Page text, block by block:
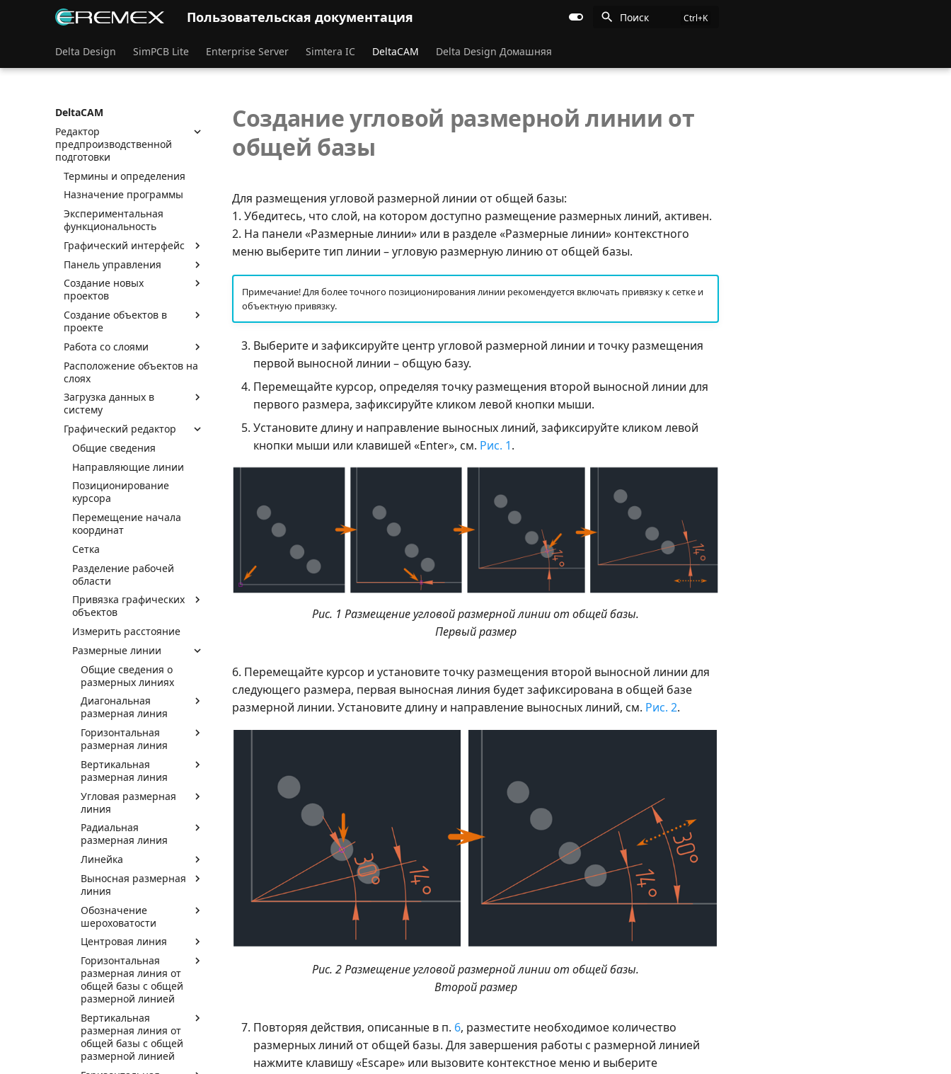
Пользовательская документация Поиск
Delta Design SimPCB Lite Enterprise Server Simtera IC DeltaCAM Delta Design Домашняя
DeltaCAM
Редактор
предпроизводственной
подготовки
Термины и определения
Назначение программы
Экспериментальная
функциональность
Графический интерфейс
Панель управления
Создание новых
проектов
Создание объектов в
проекте
Работа со слоями
Расположение объектов на
слоях
Загрузка данных в
систему
Графический редактор
Общие сведения
Направляющие линии
Позиционирование
курсора
Перемещение начала
координат
Сетка
Разделение рабочей
области
Привязка графических
объектов
Измерить расстояние
Размерные линии
Общие сведения о
размерных линиях
Диагональная
размерная линия
Горизонтальная
размерная линия
Вертикальная
размерная линия
Угловая размерная
линия
Радиальная
размерная линия
Линейка
Выносная размерная
линия
Обозначение
шероховатости
Центровая линия
Горизонтальная
размерная линия от
общей базы с общей
размерной линией
Вертикальная
размерная линия от
общей базы с общей
размерной линией
Создание угловой размерной линии от
общей базы
Для размещения угловой размерной линии от общей базы:
1. Убедитесь, что слой, на котором доступно размещение размерных линий, активен.
2. На панели «Размерные линии» или в разделе «Размерные линии» контекстного
меню выберите тип линии – угловую размерную линию от общей базы.
Примечание! Для более точного позиционирования линии рекомендуется включать привязку к сетке и
объектную привязку.
Выберите и зафиксируйте центр угловой размерной линии и точку размещения
первой выносной линии – общую базу.
Перемещайте курсор, определяя точку размещения второй выносной линии для
первого размера, зафиксируйте кликом левой кнопки мыши.
Установите длину и направление выносных линий, зафиксируйте кликом левой
кнопки мыши или клавишей «Enter», см. Рис. 1.
Рис. 1 Размещение угловой размерной линии от общей базы.
Первый размер
6. Перемещайте курсор и установите точку размещения второй выносной линии для
следующего размера, первая выносная линия будет зафиксирована в общей базе
размерной линии. Установите длину и направление выносных линий, см. Рис. 2.
Рис. 2 Размещение угловой размерной линии от общей базы.
Второй размер
Повторяя действия, описанные в п. 6, разместите необходимое количество
размерных линий от общей базы. Для завершения работы с размерной линией
нажмите клавишу «Escape» или вызовите контекстное меню и выберите